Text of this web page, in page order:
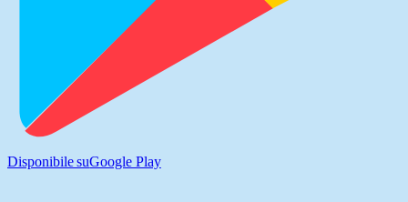
Disponibile suGoogle Play